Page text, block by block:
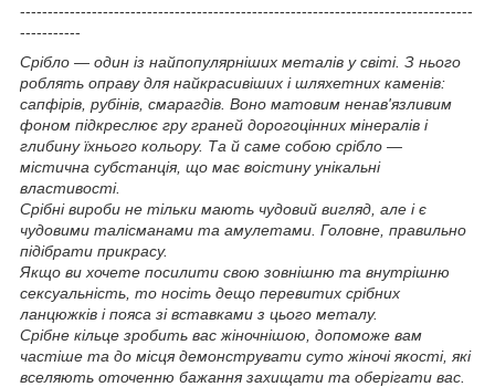
----------------------------------------------------------------------------------
-----------
Срібло — один із найпопулярніших металів у світі. З нього
роблять оправу для найкрасивіших і шляхетних каменів:
сапфірів, рубінів, смарагдів. Воно матовим ненав'язливим
фоном підкреслює гру граней дорогоцінних мінералів і
глибину їхнього кольору. Та й саме собою срібло —
містична субстанція, що має воістину унікальні
властивості.
Срібні вироби не тільки мають чудовий вигляд, але і є
чудовими талісманами та амулетами. Головне, правильно
підібрати прикрасу.
Якщо ви хочете посилити свою зовнішню та внутрішню
сексуальність, то носіть дещо перевитих срібних
ланцюжків і пояса зі вставками з цього металу.
Срібне кільце зробить вас жіночнішою, допоможе вам
частіше та до місця демонструвати суто жіночі якості, які
вселяють оточенню бажання захищати та оберігати вас.